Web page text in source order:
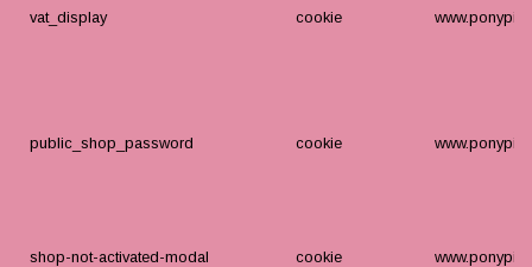
vat_display cookie
public_shop_password cookie
shop-not-activated-modal cookie